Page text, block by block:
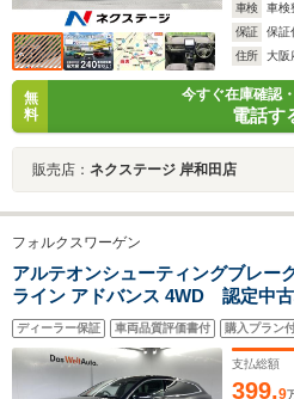
車検
車検
保証
保証
住所
大阪
無
料
今すぐ在庫確認
電話す
販売店： ネクステージ 岸和田店
フォルクスワーゲン
アルテオンシューティングブレ
ライン アドバンス 4WD 認定中
ッケージ Harman/Kardonパノラ
フ オールインセーフティ LED
インチアルミホイール ナッパ革
ィスプレイ 7DSG
ディーラー保証 車両品質評価書付 購入プラン
支払総額
399.9